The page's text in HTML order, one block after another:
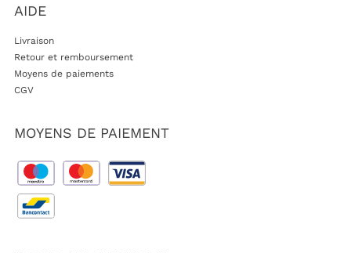
AIDE
Livraison
Retour et remboursement
Moyens de paiements
CGV
MOYENS DE PAIEMENT